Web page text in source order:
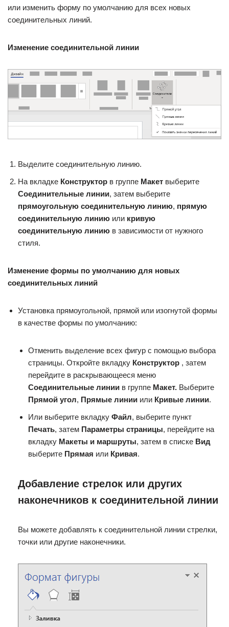
или изменить форму по умолчанию для всех новых
соединительных линий.
Изменение соединительной линии
Выделите соединительную линию.
На вкладке Конструктор в группе Макет выберите
Соединительные линии, затем выберите
прямоугольную соединительную линию, прямую
соединительную линию или кривую
соединительную линию в зависимости от нужного
стиля.
Изменение формы по умолчанию для новых
соединительных линий
Установка прямоугольной, прямой или изогнутой формы
в качестве формы по умолчанию:
Отменить выделение всех фигур с помощью выбора
страницы. Откройте вкладку Конструктор , затем
перейдите в раскрывающееся меню
Соединительные линии в группе Макет. Выберите
Прямой угол, Прямые линии или Кривые линии.
Или выберите вкладку Файл, выберите пункт
Печать, затем Параметры страницы, перейдите на
вкладку Макеты и маршруты, затем в списке Вид
выберите Прямая или Кривая.
Добавление стрелок или других
наконечников к соединительной линии
Вы можете добавлять к соединительной линии стрелки,
точки или другие наконечники.